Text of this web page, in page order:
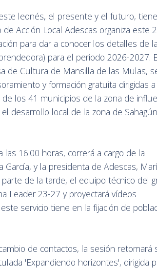
leonés, el presente y el futuro,
Acción Local Adescas organiza este
para dar a conocer los detalles de
para el periodo 2026-2027.
de Cultura de Mansilla de las Mulas,
y formación gratuita dirigidas a
los 41 municipios de la zona de
desarrollo local de la zona de
16:00 horas, correrá a cargo de la
García, y la presidenta de Adescas,
de la tarde, el equipo técnico del
Leader 23-27 y proyectará vídeos
servicio tiene en la fijación de
de contactos, la sesión retomará
'Expandiendo horizontes', dirigida